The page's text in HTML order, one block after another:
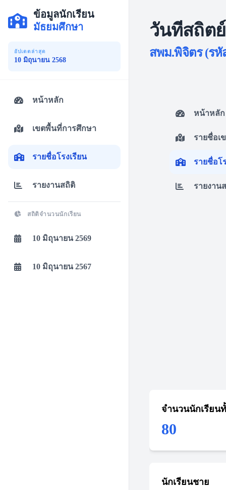
วันทีสถิต
สพม.พิจิตร (รหัส
หน้าหลัก
รายชื่อเ
รายชื่อโ
รายงาน
จำนวนนักเรียน
80
นักเรียนชาย
ข้อมูลนักเรียน
มัธยมศึกษา
อัปเดตล่าสุด
10 มิถุนายน 2568
หน้าหลัก
เขตพื้นที่การศึกษา
รายชื่อโรงเรียน
รายงานสถิติ
สถิติจำนวนนักเรียน
10 มิถุนายน 2569
10 มิถุนายน 2567